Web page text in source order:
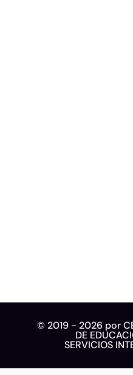
© 2019 - 2026 por
DE
SERVICIOS